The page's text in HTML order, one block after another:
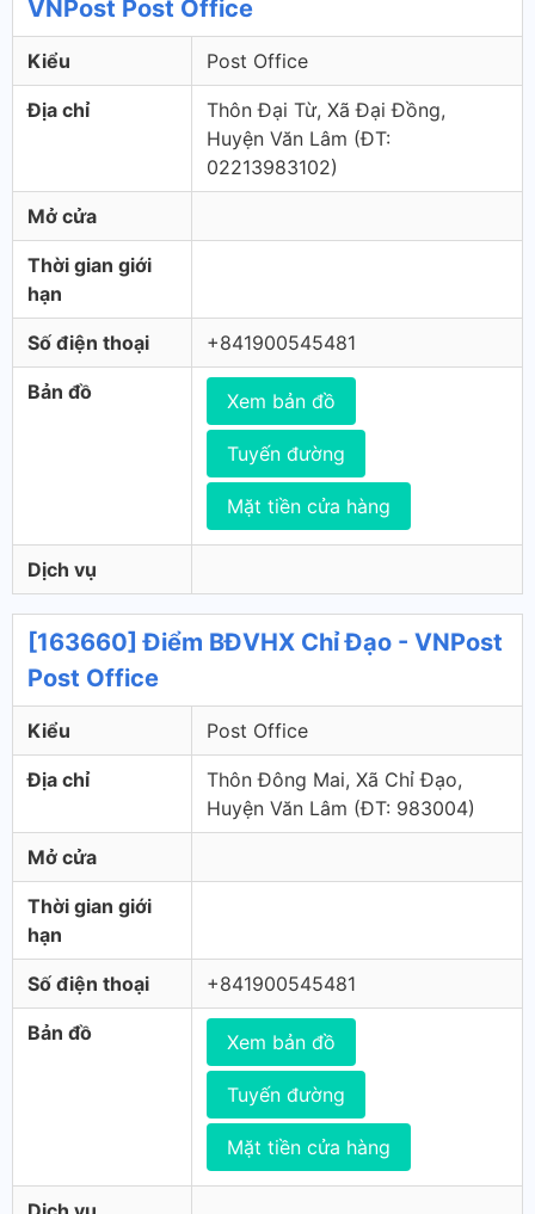
VNPost Post Office
Kiểu Post Office
Địa chỉ
Thôn Đại Từ, Xã Đại Đồng,
Huyện Văn Lâm (ÐT:
02213983102)
Mở cửa
Thời gian giới
hạn
Số điện thoại +841900545481
Bản đồ Xem bản đồ
Tuyến đường
Mặt tiền cửa hàng
Dịch vụ
[163660] Điểm BĐVHX Chỉ Đạo - VNPost
Post Office
Kiểu Post Office
Địa chỉ
Thôn Đông Mai, Xã Chỉ Đạo,
Huyện Văn Lâm (ÐT: 983004)
Mở cửa
Thời gian giới
hạn
Số điện thoại +841900545481
Bản đồ Xem bản đồ
Tuyến đường
Mặt tiền cửa hàng